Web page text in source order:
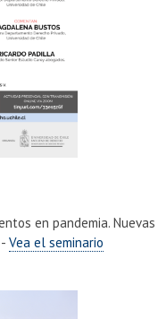
en pandemia. Nuevas
Vea el seminario